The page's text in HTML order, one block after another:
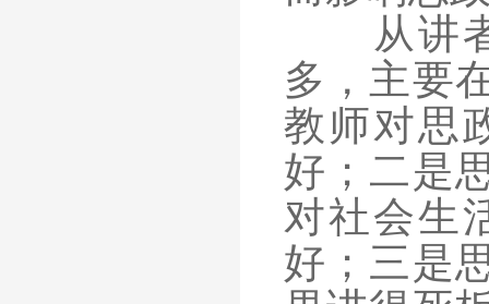
从讲者
多，主要
教师对思
好；二是
对社会生
好；三是